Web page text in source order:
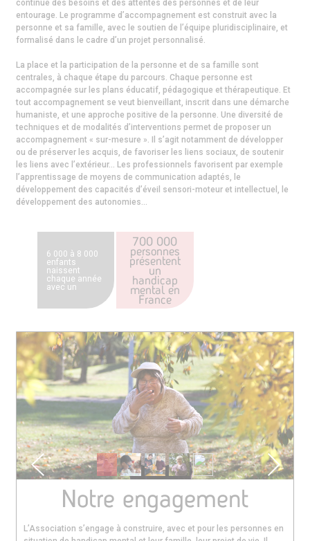
continue des besoins et des attentes des personnes et de leur
entourage. Le programme d’accompagnement est construit avec la
personne et sa famille, avec le soutien de l’équipe pluridisciplinaire, et
formalisé dans le cadre d’un projet personnalisé.
La place et la participation de la personne et de sa famille sont
centrales, à chaque étape du parcours. Chaque personne est
accompagnée sur les plans éducatif, pédagogique et thérapeutique. Et
tout accompagnement se veut bienveillant, inscrit dans une démarche
humaniste, et une approche positive de la personne. Une diversité de
techniques et de modalités d’interventions permet de proposer un
accompagnement « sur-mesure ». Il s’agit notamment de développer
ou de préserver les acquis, de favoriser les liens sociaux, de soutenir
les liens avec l’extérieur… Les professionnels favorisent par exemple
l’apprentissage de moyens de communication adaptés, le
développement des capacités d’éveil sensori-moteur et intellectuel, le
développement des autonomies…
6 000 à 8 000
enfants
naissent
chaque année
avec un
France
700 000
personnes
présentent
un
handicap
mental en
France
Notre engagement
L’Association s’engage à construire, avec et pour les personnes en